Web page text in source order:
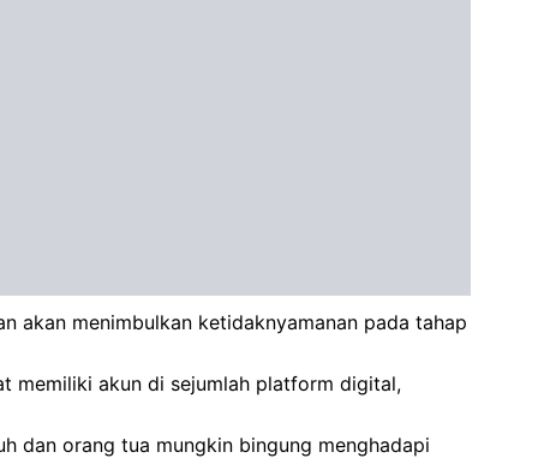
akan menimbulkan ketidaknyamanan pada tahap
memiliki akun di sejumlah platform digital,
dan orang tua mungkin bingung menghadapi